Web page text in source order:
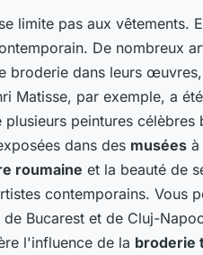
limite pas aux vêtements.
De nombreux
broderie dans leurs
Matisse, par exemple, a
plusieurs peintures célèbres
dans des musées à
roumaine et la beauté de
contemporains. Vous
Bucarest et de Cluj-
l'influence de la broderie